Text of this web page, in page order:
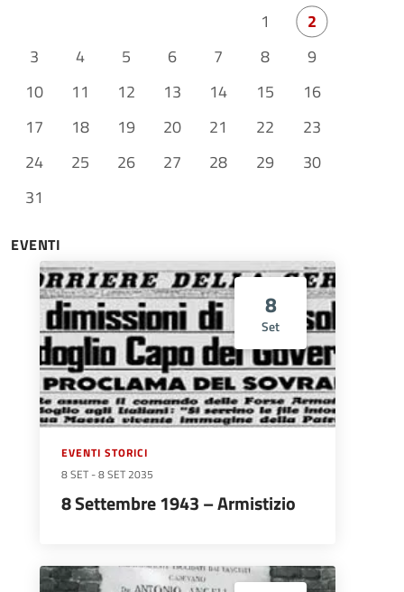
1
2
3
4 5 6 7 8
9
10
11 12 13 14 15
16
17
18 19 20 21 22
23
24
25 26 27 28 29
30
31
EVENTI
8
Set
EVENTI STORICI
8 SET -8 SET 2035
8 Settembre 1943 – Armistizio